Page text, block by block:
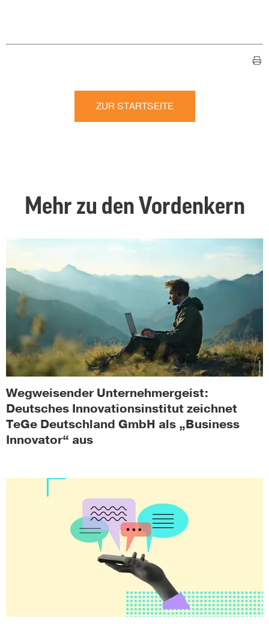
ZUR STARTSEITE
Mehr zu den Vordenkern
Wegweisender Unternehmergeist:
Deutsches Innovationsinstitut zeichnet
TeGe Deutschland GmbH als „Business
Innovator“ aus